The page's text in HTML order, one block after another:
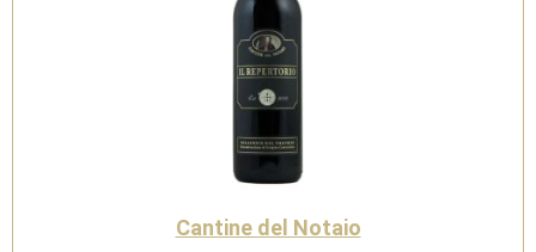
Cantine del Notaio